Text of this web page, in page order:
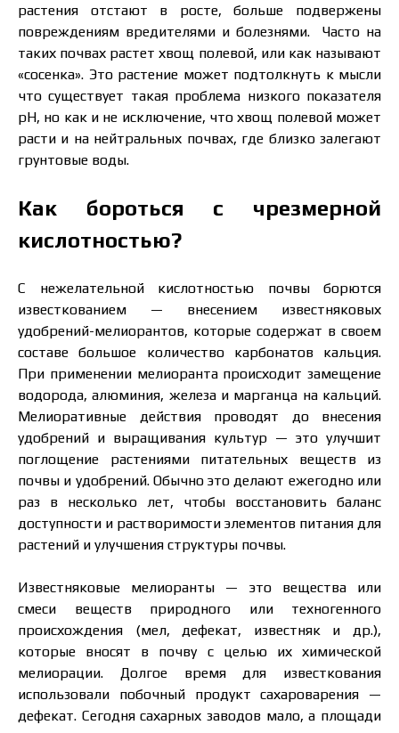
растения отстают в росте, больше подвержены
повреждениям вредителями и болезнями. Часто на
таких почвах растет хвощ полевой, или как называют
«сосенка». Это растение может подтолкнуть к мысли
что существует такая проблема низкого показателя
pH, но как и не исключение, что хвощ полевой может
расти и на нейтральных почвах, где близко залегают
грунтовые воды.
Как бороться с чрезмерной
кислотностью?
С нежелательной кислотностью почвы борются
известкованием — внесением известняковых
удобрений-мелиорантов, которые содержат в своем
составе большое количество карбонатов кальция.
При применении мелиоранта происходит замещение
водорода, алюминия, железа и марганца на кальций.
Мелиоративные действия проводят до внесения
удобрений и выращивания культур — это улучшит
поглощение растениями питательных веществ из
почвы и удобрений. Обычно это делают ежегодно или
раз в несколько лет, чтобы восстановить баланс
доступности и растворимости элементов питания для
растений и улучшения структуры почвы.
Известняковые мелиоранты — это вещества или
смеси веществ природного или техногенного
происхождения (мел, дефекат, известняк и др.),
которые вносят в почву с целью их химической
мелиорации. Долгое время для известкования
использовали побочный продукт сахароварения —
дефекат. Сегодня сахарных заводов мало, а площади